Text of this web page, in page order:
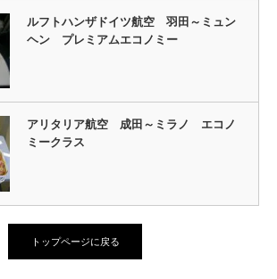
ルフトハンザドイツ航空 羽田～ミュン
ヘン プレミアムエコノミー
アリタリア航空 成田～ミラノ エコノ
ミークラス
トップページに戻る